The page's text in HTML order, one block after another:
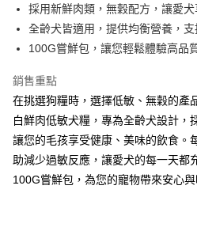
上海商業儲蓄銀行
國泰世華商業銀行
臺灣中小企業銀行
聯邦商業銀行
元大商業銀行
台新國際商業銀行
台灣樂天信用卡公司
LINE Pay
Apple Pay
悠遊付
Google Pay
全盈+PAY
AFTEE先享後付
採用新鮮肉類，無穀配方，讓愛犬
全齡犬皆適用，提供均衡營養，支
100G嘗鮮包，讓您輕鬆體驗高品
銷售重點
在挑選狗糧時，選擇低敏、無穀的產
白鮮肉低敏犬糧，專為全齡犬設計，
讓您的毛孩享受健康、美味的飲食。
助減少過敏反應，讓愛犬的每一天都
100G嘗鮮包，為您的寵物帶來安心與